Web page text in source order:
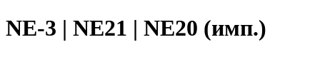
NE-3 | NE21 | NE20 (имп.)